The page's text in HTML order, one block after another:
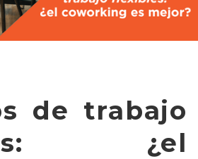
de trabajo
¿el